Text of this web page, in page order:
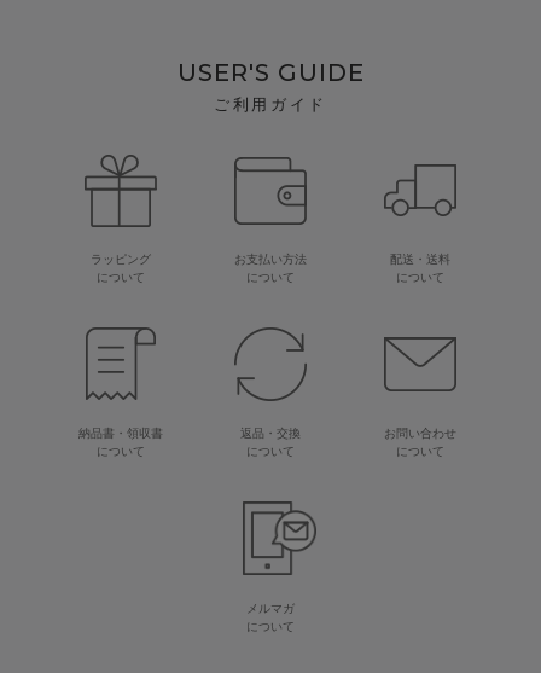
USER'S GUIDE
ご利用ガイド
ラッピング
について
お支払い方法
について
配送・送料
について
納品書・領収書
について
返品・交換
について
お問い合わせ
について
メルマガ
について